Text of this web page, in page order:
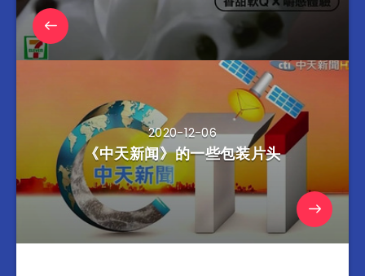
2020-12-06
《中天新闻》的一些包装片头